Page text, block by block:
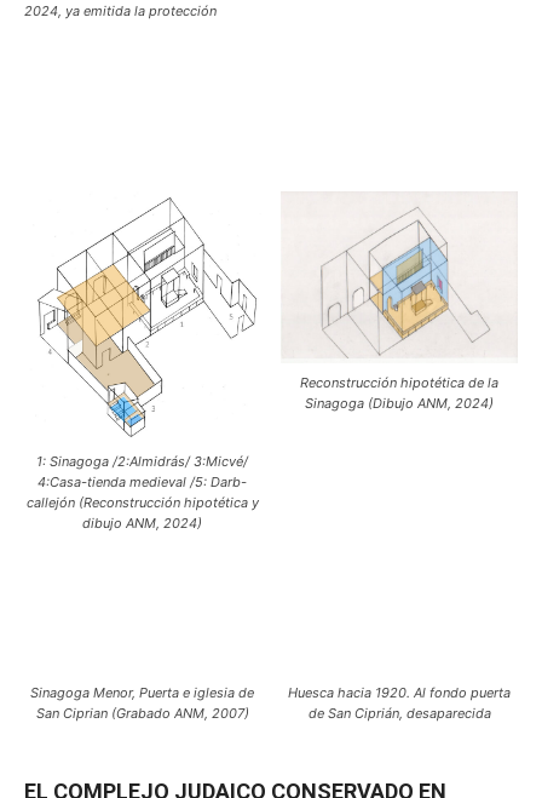
2024, ya emitida la protección
1: Sinagoga /2:Almidrás/ 3:Micvé/
4:Casa-tienda medieval /5: Darb-
callejón (Reconstrucción hipotética y
dibujo ANM, 2024)
Reconstrucción hipotética de la
Sinagoga (Dibujo ANM, 2024)
Sinagoga Menor, Puerta e iglesia de
San Ciprian (Grabado ANM, 2007)
Huesca hacia 1920. Al fondo puerta
de San Ciprián, desaparecida
EL COMPLEJO JUDAICO CONSERVADO EN